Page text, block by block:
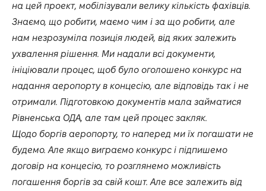
на цей проект, мобілізували велику кількість фахівців.
Знаємо, що робити, маємо чим і за що робити, але
нам незрозуміла позиція людей, від яких залежить
ухвалення рішення. Ми надали всі документи,
ініціювали процес, щоб було оголошено конкурс на
надання аеропорту в концесію, але відповідь так і не
отримали. Підготовкою документів мала займатися
Рівненська ОДА, але там цей процес закляк.
Щодо боргів аеропорту, то наперед ми їх погашати не
будемо. Але якщо виграємо конкурс і підпишемо
договір на концесію, то розглянемо можливість
погашення боргів за свій кошт. Але все залежить від